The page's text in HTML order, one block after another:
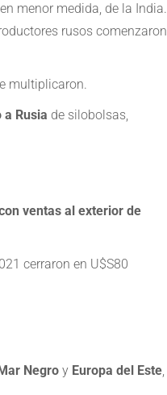
menor medida, de la India.
rusos comenzaron
multiplicaron.
a Rusia de silobolsas,
ventas al exterior de
cerraron en U$S80
Negro y Europa del Este,